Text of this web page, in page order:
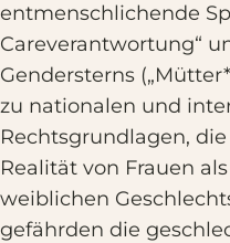
entmenschlichende
Careverantwortung“
Gendersterns
zu nationalen und
Rechtsgrundlagen,
Realität von Frauen
weiblichen
gefährden die